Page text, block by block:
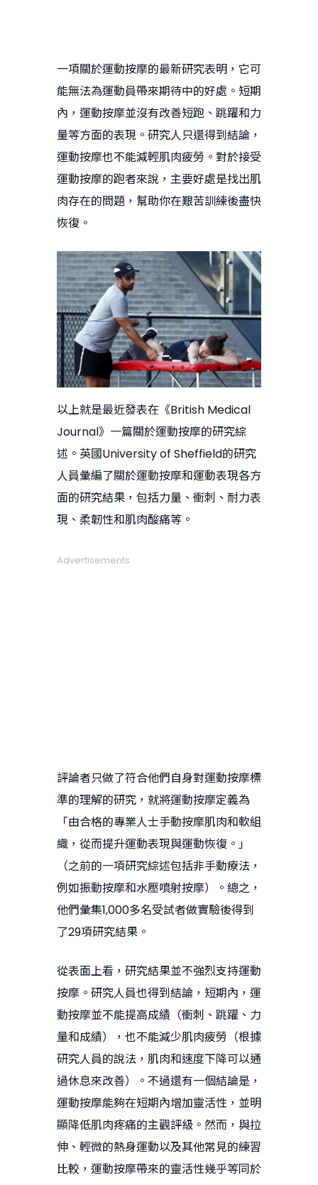
一項關於運動按摩的最新研究表明，它可
能無法為運動員帶來期待中的好處。短期
內，運動按摩並沒有改善短跑、跳躍和力
量等方面的表現。研究人只還得到結論，
運動按摩也不能減輕肌肉疲勞。對於接受
運動按摩的跑者來說，主要好處是找出肌
肉存在的問題，幫助你在艱苦訓練後盡快
恢復。
以上就是最近發表在《British Medical
Journal》一篇關於運動按摩的研究綜
述。英國University of Sheffield的研究
人員彙編了關於運動按摩和運動表現各方
面的研究結果，包括力量、衝刺、耐力表
現、柔韌性和肌肉酸痛等。
Advertisements
評論者只做了符合他們自身對運動按摩標
準的理解的研究，就將運動按摩定義為
「由合格的專業人士手動按摩肌肉和軟組
織，從而提升運動表現與運動恢復。」
（之前的一項研究綜述包括非手動療法，
例如振動按摩和水壓噴射按摩）。總之，
他們彙集1,000多名受試者做實驗後得到
了29項研究結果。
從表面上看，研究結果並不強烈支持運動
按摩。研究人員也得到結論，短期內，運
動按摩並不能提高成績（衝刺、跳躍、力
量和成績），也不能減少肌肉疲勞（根據
研究人員的說法，肌肉和速度下降可以通
過休息來改善）。不過還有一個結論是，
運動按摩能夠在短期內增加靈活性，並明
顯降低肌肉疼痛的主觀評級。然而，與拉
伸、輕微的熱身運動以及其他常見的練習
比較，運動按摩帶來的靈活性幾乎等同於